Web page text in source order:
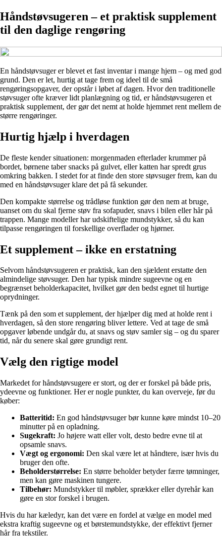
Håndstøvsugeren – et praktisk supplement
til den daglige rengøring
En håndstøvsuger er blevet et fast inventar i mange hjem – og med god
grund. Den er let, hurtig at tage frem og ideel til de små
rengøringsopgaver, der opstår i løbet af dagen. Hvor den traditionelle
støvsuger ofte kræver lidt planlægning og tid, er håndstøvsugeren et
praktisk supplement, der gør det nemt at holde hjemmet rent mellem de
større rengøringer.
Hurtig hjælp i hverdagen
De fleste kender situationen: morgenmaden efterlader krummer på
bordet, børnene taber snacks på gulvet, eller katten har spredt grus
omkring bakken. I stedet for at finde den store støvsuger frem, kan du
med en håndstøvsuger klare det på få sekunder.
Den kompakte størrelse og trådløse funktion gør den nem at bruge,
uanset om du skal fjerne støv fra sofapuder, snavs i bilen eller hår på
trappen. Mange modeller har udskiftelige mundstykker, så du kan
tilpasse rengøringen til forskellige overflader og hjørner.
Et supplement – ikke en erstatning
Selvom håndstøvsugeren er praktisk, kan den sjældent erstatte den
almindelige støvsuger. Den har typisk mindre sugeevne og en
begrænset beholderkapacitet, hvilket gør den bedst egnet til hurtige
oprydninger.
Tænk på den som et supplement, der hjælper dig med at holde rent i
hverdagen, så den store rengøring bliver lettere. Ved at tage de små
opgaver løbende undgår du, at snavs og støv samler sig – og du sparer
tid, når du senere skal gøre grundigt rent.
Vælg den rigtige model
Markedet for håndstøvsugere er stort, og der er forskel på både pris,
ydeevne og funktioner. Her er nogle punkter, du kan overveje, før du
køber:
Batteritid: En god håndstøvsuger bør kunne køre mindst 10–20
minutter på en opladning.
Sugekraft: Jo højere watt eller volt, desto bedre evne til at
opsamle snavs.
Vægt og ergonomi: Den skal være let at håndtere, især hvis du
bruger den ofte.
Beholderstørrelse: En større beholder betyder færre tømninger,
men kan gøre maskinen tungere.
Tilbehør: Mundstykker til møbler, sprækker eller dyrehår kan
gøre en stor forskel i brugen.
Hvis du har kæledyr, kan det være en fordel at vælge en model med
ekstra kraftig sugeevne og et børstemundstykke, der effektivt fjerner
hår fra tekstiler.